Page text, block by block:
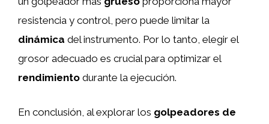
resistencia y control, pero puede limitar la
dinámica del instrumento. Por lo tanto, elegir el
grosor adecuado es crucial para optimizar el
rendimiento durante la ejecución.
En conclusión, al explorar los golpeadores de